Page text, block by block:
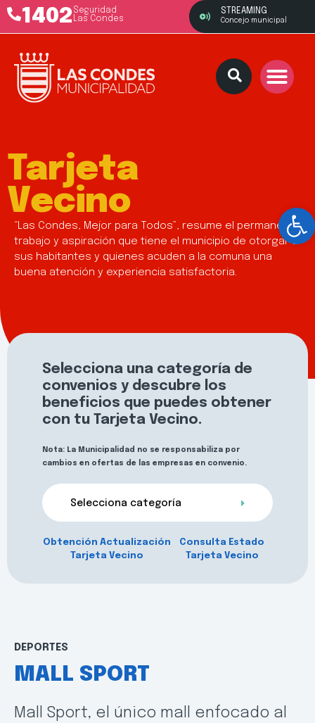
1402 Seguridad
Las Condes
STREAMING
Concejo municipal
Tarjeta
Vecino
“Las Condes, Mejor para Todos”, resume el permanente
trabajo y aspiración que tiene el municipio de otorgar a
sus habitantes y quienes acuden a la comuna una
buena atención y experiencia satisfactoria.
Selecciona una categoría de
convenios y descubre los
beneficios que puedes obtener
con tu Tarjeta Vecino.
Nota: La Municipalidad no se responsabiliza por
cambios en ofertas de las empresas en convenio.
Selecciona categoría
Obtención Actualización
Tarjeta Vecino
Consulta Estado
Tarjeta Vecino
DEPORTES
MALL SPORT
Mall Sport, el único mall enfocado al